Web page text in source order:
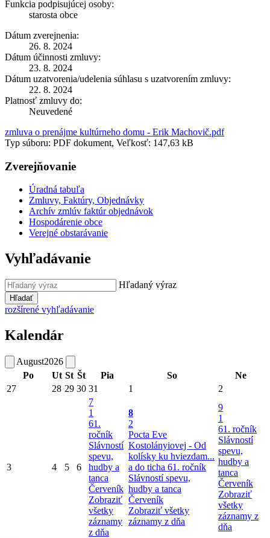
Funkcia podpisujúcej osoby:
starosta obce
Dátum zverejnenia:
26. 8. 2024
Dátum účinnosti zmluvy:
23. 8. 2024
Dátum uzatvorenia/udelenia súhlasu s uzatvorením zmluvy:
22. 8. 2024
Platnosť zmluvy do:
Neuvedené
zmluva o prenájme kultúrneho domu - Erik Machovič.pdf
Typ súboru: PDF dokument, Veľkosť: 147,63 kB
Zverejňovanie
Úradná tabuľa
Zmluvy, Faktúry, Objednávky
Archív zmlúv faktúr objednávok
Hospodárenie obce
Verejné obstarávanie
Vyhľadávanie
Hľadaný výraz
Hľadať
rozšírené vyhľadávanie
Kalendár
August2026
Po
Ut St Št Pia So
Ne
27
28 29 30 31 1 2
3 4 5 6
7
1
61.
ročník
Slávností
spevu,
hudby a
tanca
Červeník
Zobraziť
všetky
záznamy
z dňa
8
2
Pocta Eve
Kostolányiovej - Od
kolísky ku hviezdam...
a do ticha 61. ročník
Slávností spevu,
hudby a tanca
Červeník
Zobraziť všetky
záznamy z dňa
9
1
61. ročník
Slávností
spevu,
hudby a
tanca
Červeník
Zobraziť
všetky
záznamy z
dňa